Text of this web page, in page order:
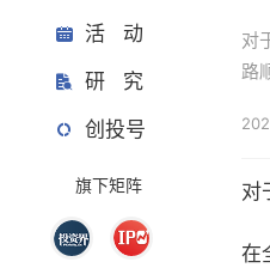
活 动
研 究
创投号
旗下矩阵
对
路
对
在